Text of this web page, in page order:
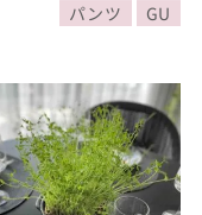
パンツ GU